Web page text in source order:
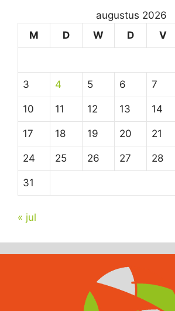
augustus 2026
M
D W D V
3 4 5 6 7
10 11 12 13 14
17 18 19 20 21
24 25 26 27 28
31
« jul